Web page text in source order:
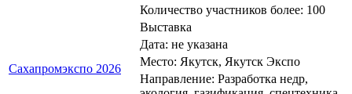
Количество участников более: 100
Сахапромэкспо 2026
Выставка
Дата: не указана
Место: Якутск, Якутск Экспо
Направление: Разработка недр,